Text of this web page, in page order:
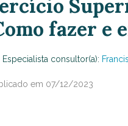
fazer e
Especialista consultor(a):
em 07/12/2023